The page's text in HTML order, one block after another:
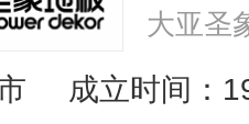
大亚圣
成立时间：